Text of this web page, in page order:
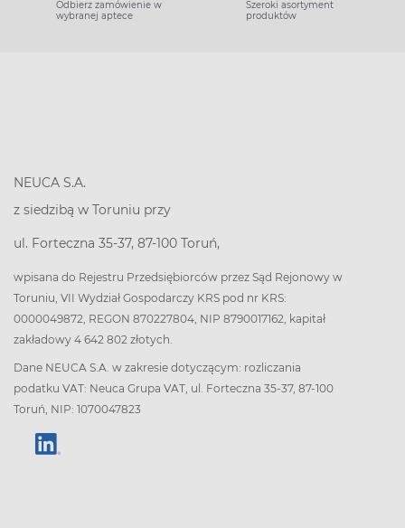
Odbierz zamówienie w
wybranej aptece
Szeroki asortyment
produktów
NEUCA S.A.
z siedzibą w Toruniu przy
ul. Forteczna 35-37, 87-100 Toruń,
wpisana do Rejestru Przedsiębiorców przez Sąd Rejonowy w
Toruniu, VII Wydział Gospodarczy KRS pod nr KRS:
0000049872, REGON 870227804, NIP 8790017162, kapitał
zakładowy 4 642 802 złotych.
Dane NEUCA S.A. w zakresie dotyczącym: rozliczania
podatku VAT: Neuca Grupa VAT, ul. Forteczna 35-37, 87-100
Toruń, NIP: 1070047823